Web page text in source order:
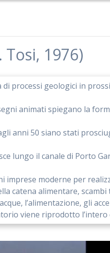
Tosi, 1976)
processi geologici in
animati spiegano la
anni 50 siano stati
lungo il canale di Porto
imprese moderne per
catena alimentare,
l’alimentazione, gli
viene riprodotto l’intero